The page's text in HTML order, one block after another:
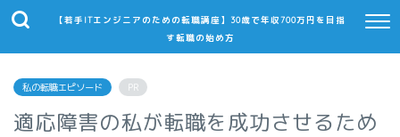
【若手ITエンジニアのための転職講座】30歳で年収700万円を目指
す転職の始め方
私の転職エピソード PR
適応障害の私が転職を成功させるため